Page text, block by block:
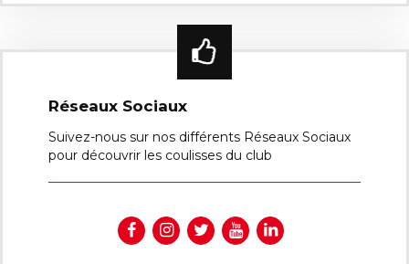
Réseaux Sociaux
Suivez-nous sur nos différents Réseaux Sociaux
pour découvrir les coulisses du club